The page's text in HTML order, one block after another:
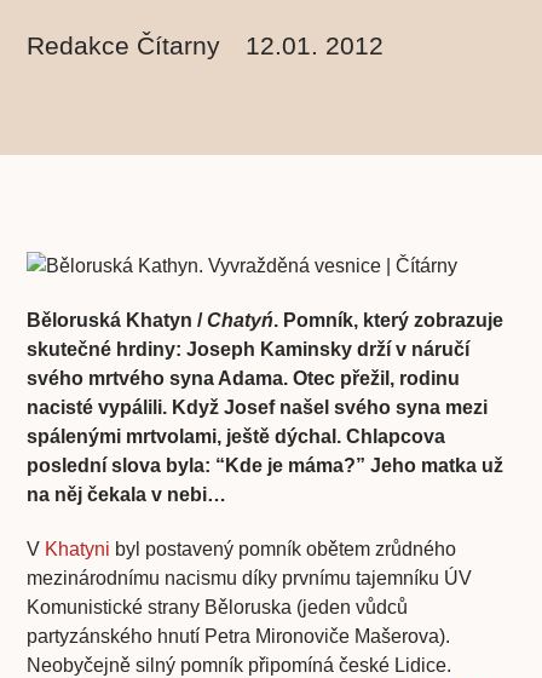
Redakce Čítarny 12.01. 2012
Běloruská Khatyn /Chatyń. Pomník, který zobrazuje
skutečné hrdiny: Joseph Kaminsky drží v náručí
svého mrtvého syna Adama. Otec přežil, rodinu
nacisté vypálili. Když Josef našel svého syna mezi
spálenými mrtvolami, ještě dýchal. Chlapcova
poslední slova byla: “Kde je máma?” Jeho matka už
na něj čekala v nebi…
V Khatyni byl postavený pomník obětem zrůdného
mezinárodnímu nacismu díky prvnímu tajemníku ÚV
Komunistické strany Běloruska (jeden vůdců
partyzánského hnutí Petra Mironoviče Mašerova).
Neobyčejně silný pomník připomíná české Lidice.